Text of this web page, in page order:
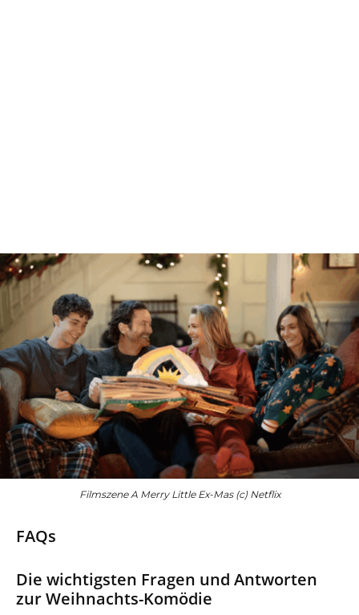
Filmszene A Merry Little Ex-Mas (c) Netflix
FAQs
Die wichtigsten Fragen und Antworten
zur Weihnachts-Komödie